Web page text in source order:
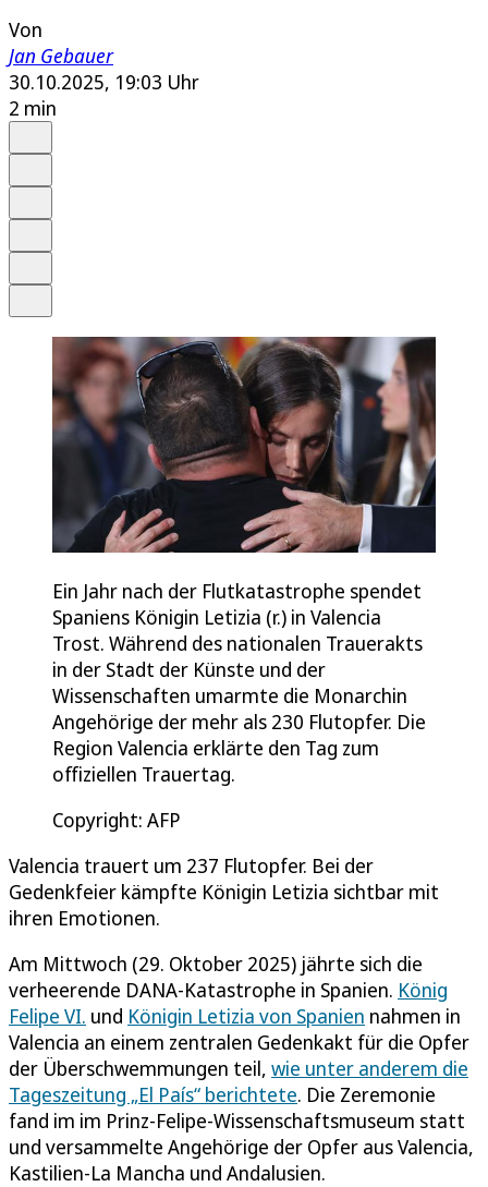
Von
Jan Gebauer
30.10.2025, 19:03 Uhr
2 min
Ein Jahr nach der Flutkatastrophe spendet
Spaniens Königin Letizia (r.) in Valencia
Trost. Während des nationalen Trauerakts
in der Stadt der Künste und der
Wissenschaften umarmte die Monarchin
Angehörige der mehr als 230 Flutopfer. Die
Region Valencia erklärte den Tag zum
offiziellen Trauertag.
Copyright: AFP
Valencia trauert um 237 Flutopfer. Bei der
Gedenkfeier kämpfte Königin Letizia sichtbar mit
ihren Emotionen.
Am Mittwoch (29. Oktober 2025) jährte sich die
verheerende DANA-Katastrophe in Spanien. König
Felipe VI. und Königin Letizia von Spanien nahmen in
Valencia an einem zentralen Gedenkakt für die Opfer
der Überschwemmungen teil, wie unter anderem die
Tageszeitung „El País“ berichtete. Die Zeremonie
fand im im Prinz-Felipe-Wissenschaftsmuseum statt
und versammelte Angehörige der Opfer aus Valencia,
Kastilien-La Mancha und Andalusien.